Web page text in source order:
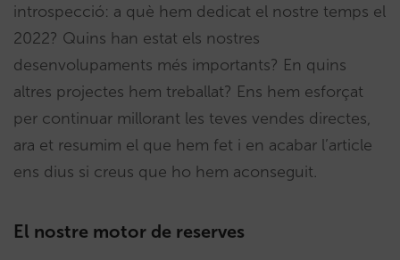
introspecció: a què hem dedicat el nostre temps el
2022? Quins han estat els nostres
desenvolupaments més importants? En quins
altres projectes hem treballat? Ens hem esforçat
per continuar millorant les teves vendes directes,
ara et resumim el que hem fet i en acabar l’article
ens dius si creus que ho hem aconseguit.
El nostre motor de reserves